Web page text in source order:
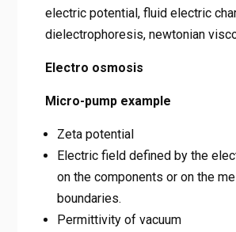
electric potential, fluid electric
dielectrophoresis, newtonian
Electro osmosis
Micro-pump example
Zeta potential
Electric field defined by the
on the components or on the
boundaries.
Permittivity of vacuum